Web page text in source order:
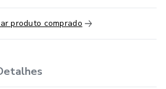
mudar sua vida.
produto comprado